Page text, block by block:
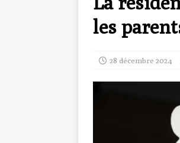
les
28 décembre 2024